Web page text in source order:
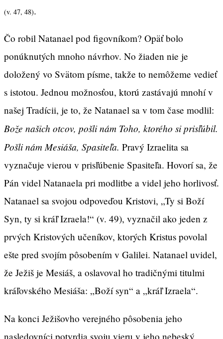
(v. 47, 48).
Čo robil Natanael pod figovníkom? Opäť bolo
ponúknutých mnoho návrhov. No žiaden nie je
doložený vo Svätom písme, takže to nemôžeme vedieť
s istotou. Jednou možnosťou, ktorú zastávajú mnohí v
našej Tradícii, je to, že Natanael sa v tom čase modlil:
Bože našich otcov, pošli nám Toho, ktorého si prisľúbil.
Pošli nám Mesiáša, Spasiteľa. Pravý Izraelita sa
vyznačuje vierou v prisľúbenie Spasiteľa. Hovorí sa, že
Pán videl Natanaela pri modlitbe a videl jeho horlivosť.
Natanael sa svojou odpoveďou Kristovi, „Ty si Boží
Syn, ty si kráľ Izraela!“ (v. 49), vyznačil ako jeden z
prvých Kristových učeníkov, ktorých Kristus povolal
ešte pred svojím pôsobením v Galilei. Natanael uvidel,
že Ježiš je Mesiáš, a oslavoval ho tradičnými titulmi
kráľovského Mesiáša: „Boží syn“ a „kráľ Izraela“.
Na konci Ježišovho verejného pôsobenia jeho
nasledovníci potvrdia svoju vieru v jeho nebeský